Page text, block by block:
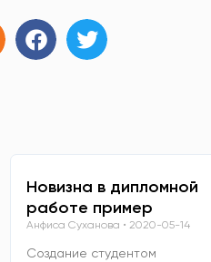
Новизна в дипломной
работе пример
Анфиса Суханова 2020-05-14
Создание студентом